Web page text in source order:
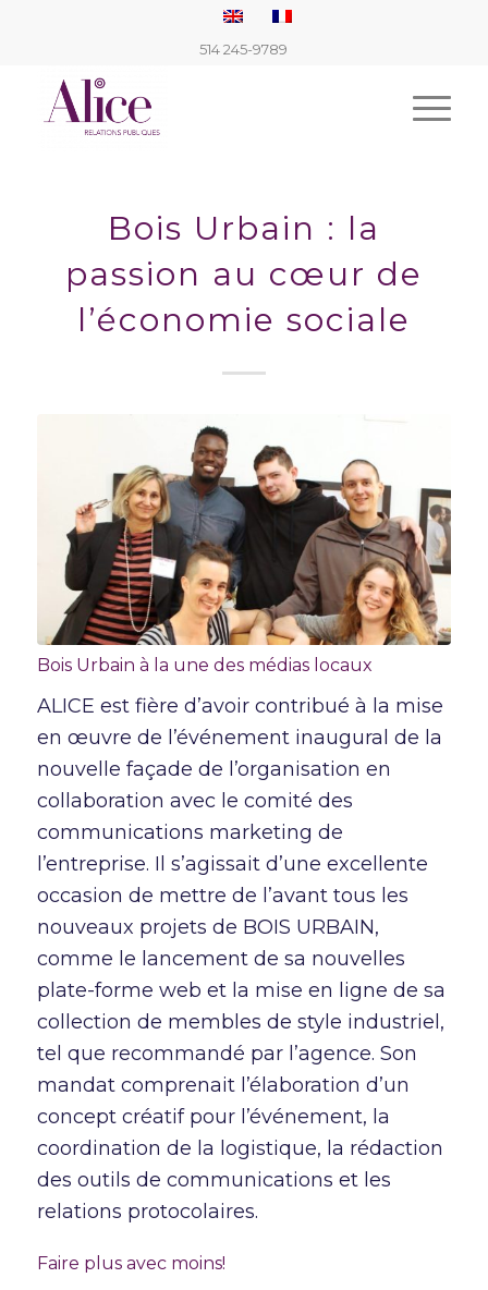
514 245-9789
Bois Urbain : la
passion au cœur de
l’économie sociale
Bois Urbain à la une des médias locaux
ALICE est fière d’avoir contribué à la mise
en œuvre de l’événement inaugural de la
nouvelle façade de l’organisation en
collaboration avec le comité des
communications marketing de
l’entreprise. Il s’agissait d’une excellente
occasion de mettre de l’avant tous les
nouveaux projets de BOIS URBAIN,
comme le lancement de sa nouvelles
plate-forme web et la mise en ligne de sa
collection de membles de style industriel,
tel que recommandé par l’agence. Son
mandat comprenait l’élaboration d’un
concept créatif pour l’événement, la
coordination de la logistique, la rédaction
des outils de communications et les
relations protocolaires.
Faire plus avec moins!